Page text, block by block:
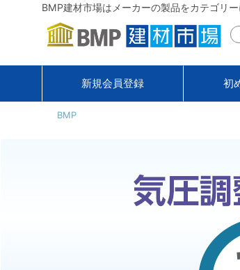
BMP建材市場はメーカーの製品をカテゴリ
新規会員登録 初
BMP